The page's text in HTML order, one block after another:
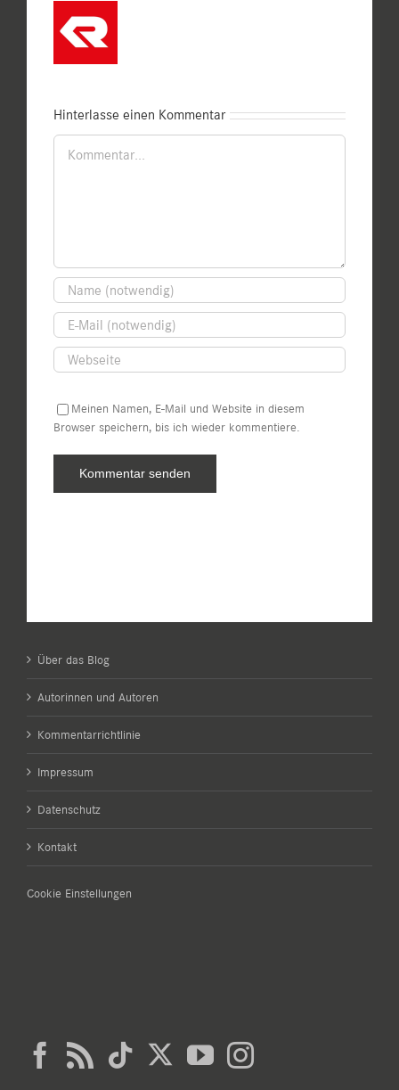
Hinterlasse einen Kommentar
Kommentar
Meinen Namen, E-Mail und Website in diesem
Browser speichern, bis ich wieder kommentiere.
Über das Blog
Autorinnen und Autoren
Kommentarrichtlinie
Impressum
Datenschutz
Kontakt
Cookie Einstellungen